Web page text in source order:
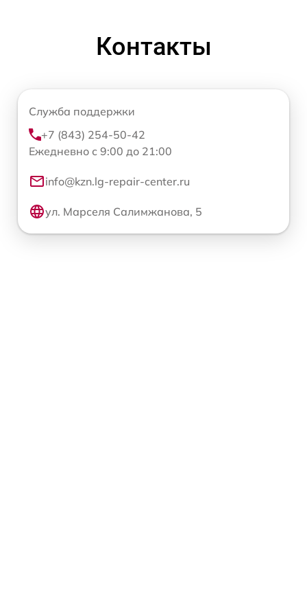
Контакты
Служба поддержки
+7 (843) 254-50-42
Ежедневно с 9:00 до 21:00
info@kzn.lg-repair-center.ru
ул. Марселя Салимжанова, 5